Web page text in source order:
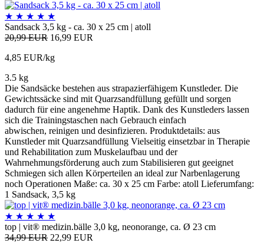
★ ★ ★ ★ ★
Sandsack 3,5 kg - ca. 30 x 25 cm | atoll
20,99 EUR 16,99 EUR
4,85 EUR/kg
3.5 kg
Die Sandsäcke bestehen aus strapazierfähigem Kunstleder. Die
Gewichtssäcke sind mit Quarzsandfüllung gefüllt und sorgen
dadurch für eine angenehme Haptik. Dank des Kunstleders lassen
sich die Trainingstaschen nach Gebrauch einfach
abwischen, reinigen und desinfizieren. Produktdetails: aus
Kunstleder mit Quarzsandfüllung Vielseitig einsetzbar in Therapie
und Rehabilitation zum Muskelaufbau und der
Wahrnehmungsförderung auch zum Stabilisieren gut geeignet
Schmiegen sich allen Körperteilen an ideal zur Narbenlagerung
noch Operationen Maße: ca. 30 x 25 cm Farbe: atoll Lieferumfang:
1 Sandsack, 3,5 kg
★ ★ ★ ★ ★
top | vit® medizin.bälle 3,0 kg, neonorange, ca. Ø 23 cm
34,99 EUR 22,99 EUR